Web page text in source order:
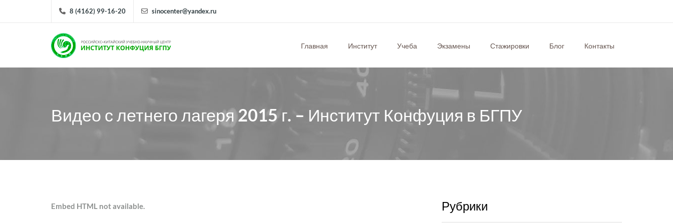
8 (4162) 99-16-20 sinocenter@yandex.ru
Главная Институт Учеба Экзамены Стажировки Блог Контакты
Видео с летнего лагеря 2015 г. – Институт Конфуция в БГПУ
Embed HTML not available. Рубрики